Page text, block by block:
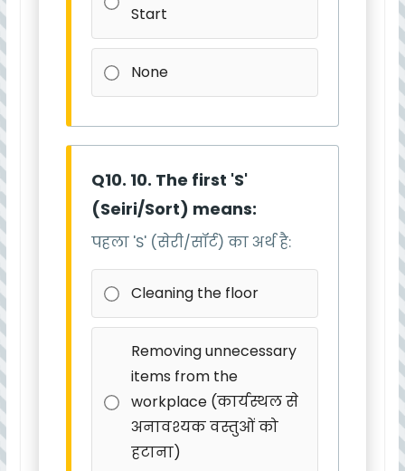
Start
None
Q10. 10. The first 'S'
(Seiri/Sort) means:
पहला 'S' (सेरी/सॉर्ट) का अर्थ है:
Cleaning the floor
Removing unnecessary
items from the
workplace (कार्यस्थल से
अनावश्यक वस्तुओं को
हटाना)